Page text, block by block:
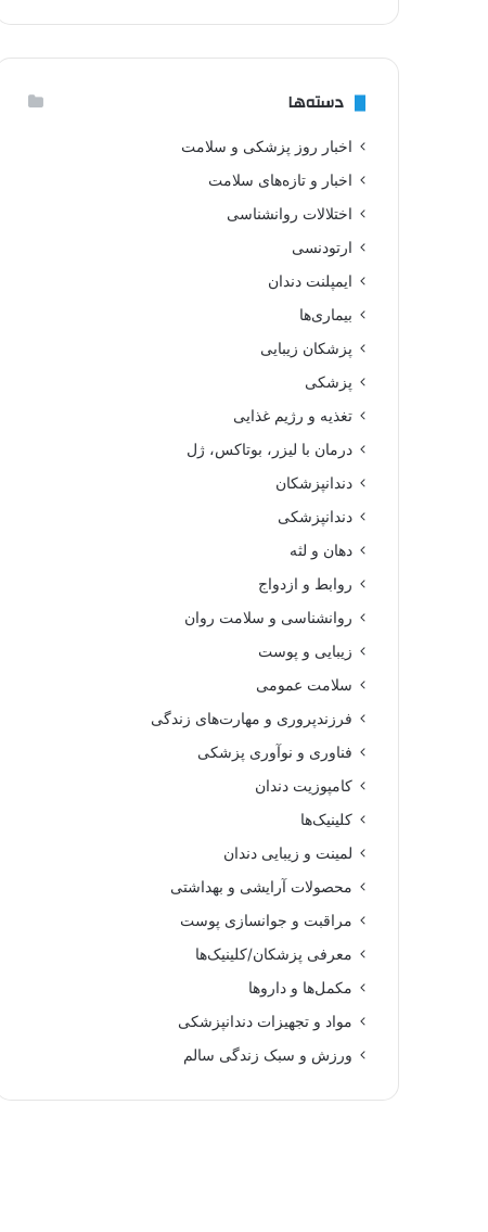
دسته‌ها
اخبار روز پزشکی و سلامت
اخبار و تازه‌های سلامت
اختلالات روانشناسی
ارتودنسی
ایمپلنت دندان
بیماری‌ها
پزشکان زیبایی
پزشکی
تغذیه و رژیم غذایی
درمان با لیزر، بوتاکس، ژل
دندانپزشکان
دندانپزشکی
دهان و لثه
روابط و ازدواج
روانشناسی و سلامت روان
زیبایی و پوست
سلامت عمومی
فرزندپروری و مهارت‌های زندگی
فناوری و نوآوری پزشکی
کامپوزیت دندان
کلینیک‌ها
لمینت و زیبایی دندان
محصولات آرایشی و بهداشتی
مراقبت و جوانسازی پوست
معرفی پزشکان/کلینیک‌ها
مکمل‌ها و داروها
مواد و تجهیزات دندانپزشکی
ورزش و سبک زندگی سالم